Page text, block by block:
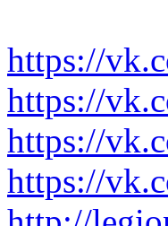
https://
https://
https://
https://